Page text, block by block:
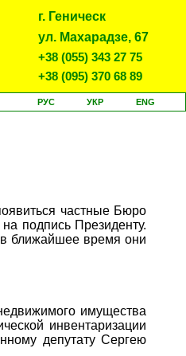
г. Геническ
ул. Махарадзе, 67
+38 (055) 343 27 75
+38 (095) 370 68 89
РУС УКР ENG
частные Бюро
подпись Президенту.
ближайшее время они
имущества
инвентаризации
депутату Сергею